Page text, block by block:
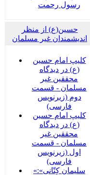
رسول رحمت
حسین(ع) از منظر
اندیشمندان غیر مسلمان
کلیپ امام حسین
(ع) در دیدگاه
محققین غیر
مسلمان - قسمت
دوم (زیرنویس
فارسی)
کلیپ امام حسین
(ع) در دیدگاه
محققین غیر
مسلمان - قسمت
اول (زیرنویس
فارسی)
«سلیمان کِتّانی»: